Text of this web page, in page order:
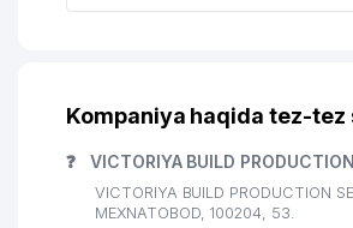
22 FARXAT KOMMUNALCHI
23 FREYZER PLASTIC MChJ
KICHIK VA O'RTA BIZNES
Kompaniya haqida tez-
❓ VICTORIYA BUILD
VICTORIYA BUILD PRODUCTION
MEXNATOBOD, 100204, 53.